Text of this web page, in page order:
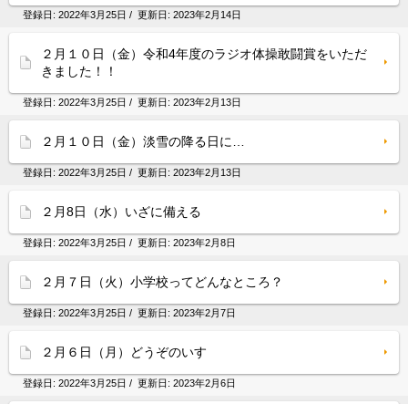
登録日: 2022年3月25日 / 更新日: 2023年2月14日
２月１０日（金）令和4年度のラジオ体操敢闘賞をいただ
きました！！
登録日: 2022年3月25日 / 更新日: 2023年2月13日
２月１０日（金）淡雪の降る日に…
登録日: 2022年3月25日 / 更新日: 2023年2月13日
２月8日（水）いざに備える
登録日: 2022年3月25日 / 更新日: 2023年2月8日
２月７日（火）小学校ってどんなところ？
登録日: 2022年3月25日 / 更新日: 2023年2月7日
２月６日（月）どうぞのいす
登録日: 2022年3月25日 / 更新日: 2023年2月6日